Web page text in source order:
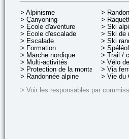
> Alpinisme
> Canyoning
> École d'aventure
> École d'escalade
> Escalade
> Formation
> Marche nordique
> Multi-activités
> Protection de la montagne
> Randonnée alpine
>
>
> Ski
> Ski de
> Ski
>
> Trail /
> Vélo
> Via
> Vie du
> Voir les responsables par